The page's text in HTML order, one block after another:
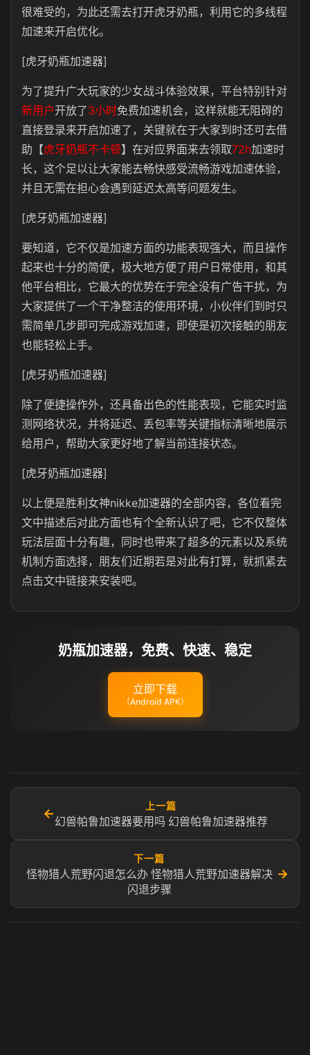
很难受的，为此还需去打开虎牙奶瓶，利用它的多线程
加速来开启优化。
[虎牙奶瓶加速器]
为了提升广大玩家的少女战斗体验效果，平台特别针对
新用户开放了3小时免费加速机会，这样就能无阻碍的
直接登录来开启加速了，关键就在于大家到时还可去借
助【虎牙奶瓶不卡顿】在对应界面来去领取72h加速时
长，这个足以让大家能去畅快感受流畅游戏加速体验，
并且无需在担心会遇到延迟太高等问题发生。
[虎牙奶瓶加速器]
要知道，它不仅是加速方面的功能表现强大，而且操作
起来也十分的简便，极大地方便了用户日常使用，和其
他平台相比，它最大的优势在于完全没有广告干扰，为
大家提供了一个干净整洁的使用环境，小伙伴们到时只
需简单几步即可完成游戏加速，即使是初次接触的朋友
也能轻松上手。
[虎牙奶瓶加速器]
除了便捷操作外，还具备出色的性能表现，它能实时监
测网络状况，并将延迟、丢包率等关键指标清晰地展示
给用户，帮助大家更好地了解当前连接状态。
[虎牙奶瓶加速器]
以上便是胜利女神nikke加速器的全部内容，各位看完
文中描述后对此方面也有个全新认识了吧，它不仅整体
玩法层面十分有趣，同时也带来了超多的元素以及系统
机制方面选择，朋友们近期若是对此有打算，就抓紧去
点击文中链接来安装吧。
奶瓶加速器，免费、快速、稳定
立即下载
（Android APK）
←
上一篇
幻兽帕鲁加速器要用吗 幻兽帕鲁加速器推荐
下一篇
怪物猎人荒野闪退怎么办 怪物猎人荒野加速器解决
闪退步骤
→